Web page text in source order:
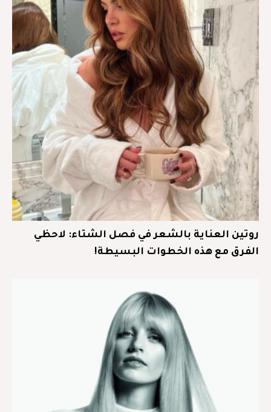
روتين العناية بالشعر في فصل الشتاء: لاحظي
الفرق مع هذه الخطوات البسيطة!